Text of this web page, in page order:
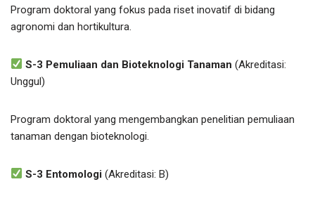
Program doktoral yang fokus pada riset inovatif di bidang
agronomi dan hortikultura.
S-3 Pemuliaan dan Bioteknologi Tanaman (Akreditasi:
Unggul)
Program doktoral yang mengembangkan penelitian pemuliaan
tanaman dengan bioteknologi.
S-3 Entomologi (Akreditasi: B)